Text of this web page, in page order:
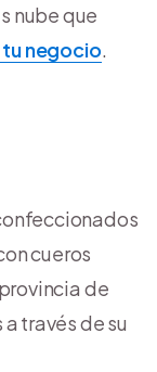
nube que
tu negocio.
cueros
de
través de su